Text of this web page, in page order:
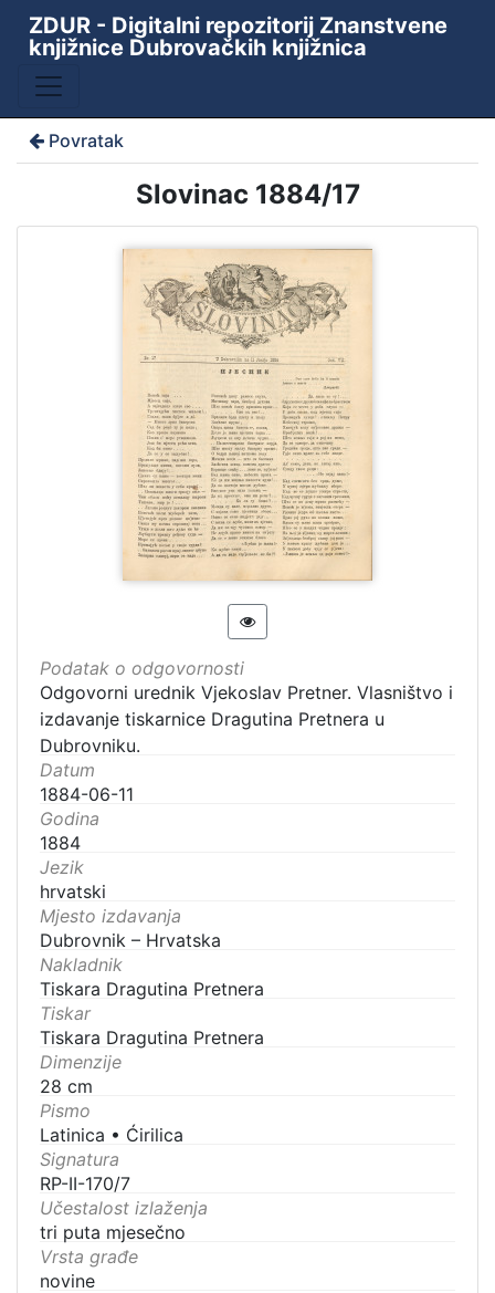
ZDUR - Digitalni repozitorij Znanstvene
knjižnice Dubrovačkih knjižnica
Povratak
Slovinac 1884/17
Podatak o odgovornosti
Odgovorni urednik Vjekoslav Pretner. Vlasništvo i
izdavanje tiskarnice Dragutina Pretnera u
Dubrovniku.
Datum
1884-06-11
Godina
1884
Jezik
hrvatski
Mjesto izdavanja
Dubrovnik – Hrvatska
Nakladnik
Tiskara Dragutina Pretnera
Tiskar
Tiskara Dragutina Pretnera
Dimenzije
28 cm
Pismo
Latinica • Ćirilica
Signatura
RP-II-170/7
Učestalost izlaženja
tri puta mjesečno
Vrsta građe
novine